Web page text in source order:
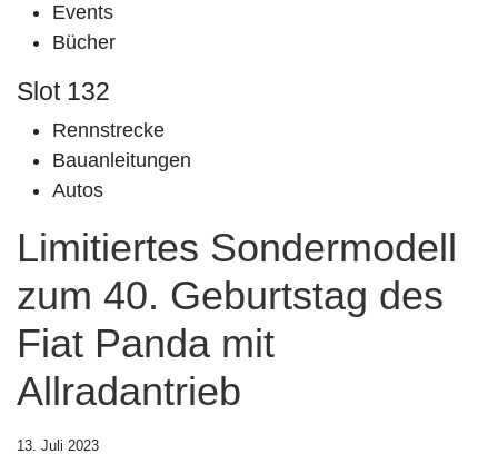
Events
Bücher
Slot 132
Rennstrecke
Bauanleitungen
Autos
Limitiertes Sondermodell
zum 40. Geburtstag des
Fiat Panda mit
Allradantrieb
13. Juli 2023